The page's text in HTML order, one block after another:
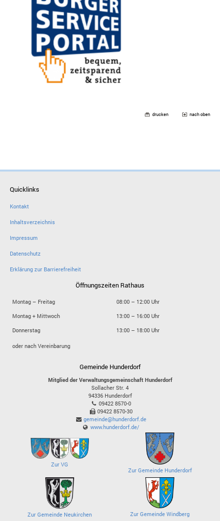
drucken nach oben
Quicklinks
Kontakt
Inhaltsverzeichnis
Impressum
Datenschutz
Erklärung zur Barrierefreiheit
Öffnungszeiten Rathaus
Montag – Freitag
08:00 – 12:00 Uhr
Montag + Mittwoch
13:00 – 16:00 Uhr
Donnerstag
13:00 – 18:00 Uhr
oder nach Vereinbarung
Gemeinde Hunderdorf
Mitglied der Verwaltungsgemeinschaft Hunderdorf
Sollacher Str. 4
94336 Hunderdorf
09422 8570-0
09422 8570-30
gemeinde@hunderdorf.de
www.hunderdorf.de/
Zur VG
Zur Gemeinde Hunderdorf
Zur Gemeinde Neukirchen Zur Gemeinde Windberg